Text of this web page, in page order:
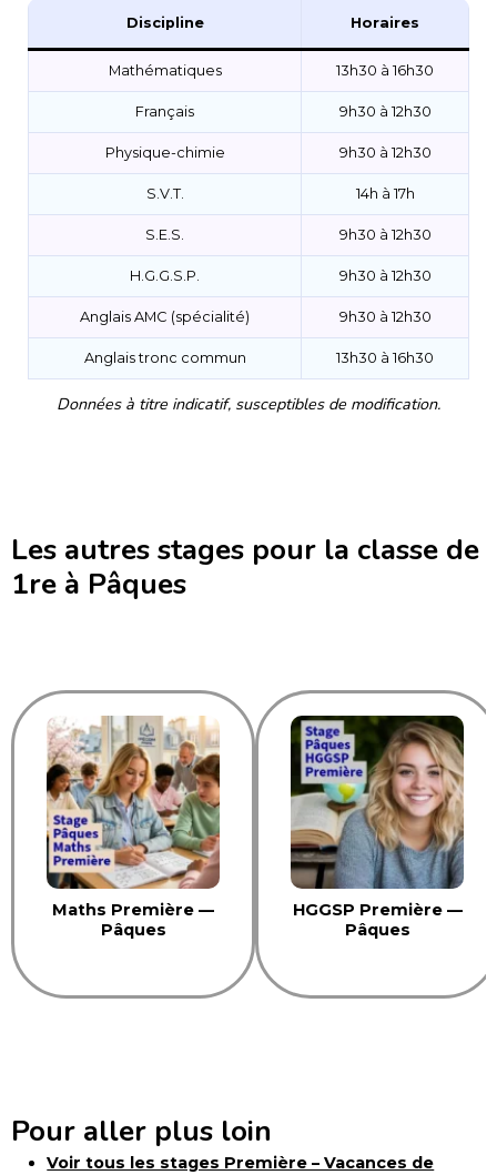
Discipline Horaires
Mathématiques 13h30 à 16h30
Français 9h30 à 12h30
Physique-chimie 9h30 à 12h30
S.V.T. 14h à 17h
S.E.S. 9h30 à 12h30
H.G.G.S.P. 9h30 à 12h30
Anglais AMC (spécialité) 9h30 à 12h30
Anglais tronc commun 13h30 à 16h30
Données à titre indicatif, susceptibles de modification.
Les autres stages pour la classe de
1re à Pâques
Maths Première —
Pâques
HGGSP Première —
Pâques
Pour aller plus loin
Voir tous les stages Première – Vacances de